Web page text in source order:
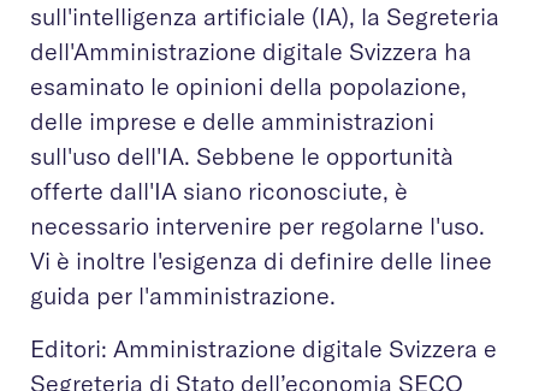
sull'intelligenza artificiale (IA), la Segreteria
dell'Amministrazione digitale Svizzera ha
esaminato le opinioni della popolazione,
delle imprese e delle amministrazioni
sull'uso dell'IA. Sebbene le opportunità
offerte dall'IA siano riconosciute, è
necessario intervenire per regolarne l'uso.
Vi è inoltre l'esigenza di definire delle linee
guida per l'amministrazione.
Editori: Amministrazione digitale Svizzera e
Segreteria di Stato dell’economia SECO